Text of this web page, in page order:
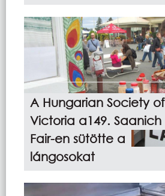
A Hungarian Society of
Victoria a149. Saanich
Fair-en sütötte a
lángosokat